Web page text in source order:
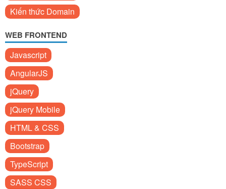
Kiến thức Domain
WEB FRONTEND
Javascript
AngularJS
jQuery
jQuery Mobile
HTML & CSS
Bootstrap
TypeScript
SASS CSS